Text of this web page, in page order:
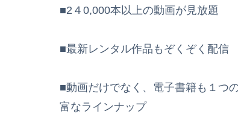
■2４0,000本以上の動画が見放題
■最新レンタル作品もぞくぞく配信
■動画だけでなく、電子書籍も１つ
富なラインナップ